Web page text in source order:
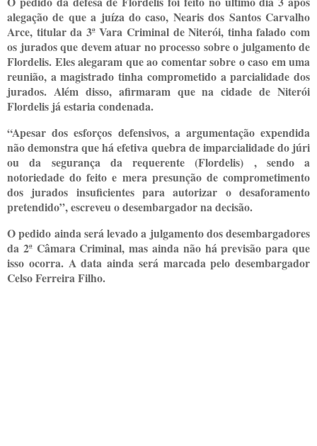
alegação de que a juíza do caso, Nearis dos Santos Carvalho
Arce, titular da 3ª Vara Criminal de Niterói, tinha falado com
os jurados que devem atuar no processo sobre o julgamento de
Flordelis. Eles alegaram que ao comentar sobre o caso em uma
reunião, a magistrado tinha comprometido a parcialidade dos
jurados. Além disso, afirmaram que na cidade de Niterói
Flordelis já estaria condenada.
“Apesar dos esforços defensivos, a argumentação expendida
não demonstra que há efetiva quebra de imparcialidade do júri
ou da segurança da requerente (Flordelis) , sendo a
notoriedade do feito e mera presunção de comprometimento
dos jurados insuficientes para autorizar o desaforamento
pretendido”, escreveu o desembargador na decisão.
O pedido ainda será levado a julgamento dos desembargadores
da 2ª Câmara Criminal, mas ainda não há previsão para que
isso ocorra. A data ainda será marcada pelo desembargador
Celso Ferreira Filho.